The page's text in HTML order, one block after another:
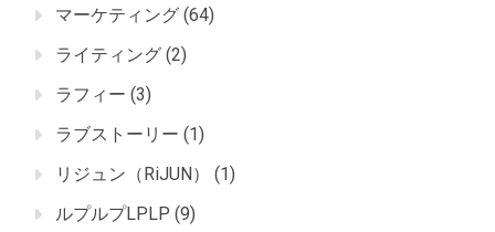
マーケティング (64)
ライティング (2)
ラフィー (3)
ラブストーリー (1)
リジュン（RiJUN）
(1)
ルプルプLPLP (9)